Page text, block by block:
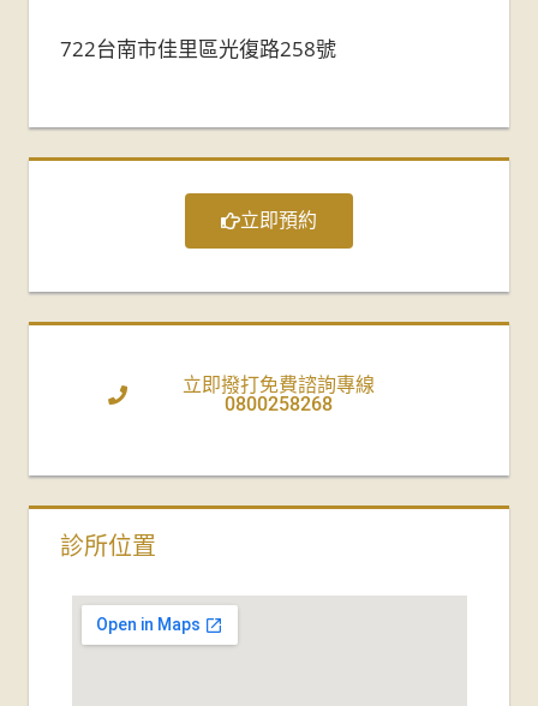
722台南市佳里區光復路258號
立即預約
立即撥打免費諮詢專線
0800258268
診所位置